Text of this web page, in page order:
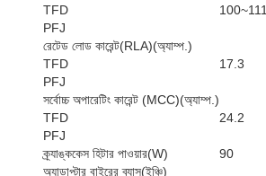
TFD
100~111
PFJ
রেটেড লোড কারেন্ট(RLA)(অ্যাম্প.)
TFD
17.3
PFJ
সর্বোচ্চ অপারেটিং কারেন্ট (MCC)(অ্যাম্প.)
TFD
24.2
PFJ
ক্র্যাঙ্ককেস হিটার পাওয়ার(W)
90
অ্যাডাপ্টার বাইরের ব্যাস(ইঞ্চি)